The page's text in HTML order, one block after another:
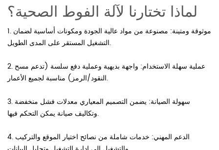
لماذا تختارنا لآلة الفوط الصحية؟
1. موثوقة ومتينة: مصنوعة من مواد عالية الجودة ومكونات أساسية لضمان
التشغيل المستقر على المدى الطويل.
2. عملية سهلة الاستخدام: واجهة بديهية وعملية دفع سلسة (تدعم مسح
النقود/الرمز) مناسبة لجميع الأعمار.
3. سهولة الصيانة: يضمن التصميم المعياري معدلات فشل منخفضة
وتكاليف صيانة يمكن التحكم فيها.
4. الدعم المهني: خدمات شاملة من نصائح اختيار الموقع والتركيب